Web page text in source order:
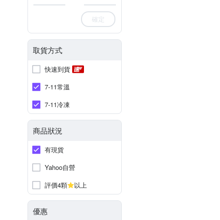
確定
取貨方式
快速到貨
7-11常溫
7-11冷凍
商品狀況
有現貨
Yahoo自營
評價4顆
以上
優惠